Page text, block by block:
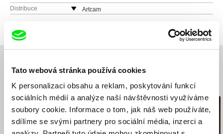
Tato webová stránka používá cookies
K personalizaci obsahu a reklam, poskytování funkcí
sociálních médií a analýze naší návštěvnosti využíváme
soubory cookie. Informace o tom, jak náš web používáte,
sdílíme se svými partnery pro sociální média, inzerci a
Distribuce
Artcam
Související filmy (20)